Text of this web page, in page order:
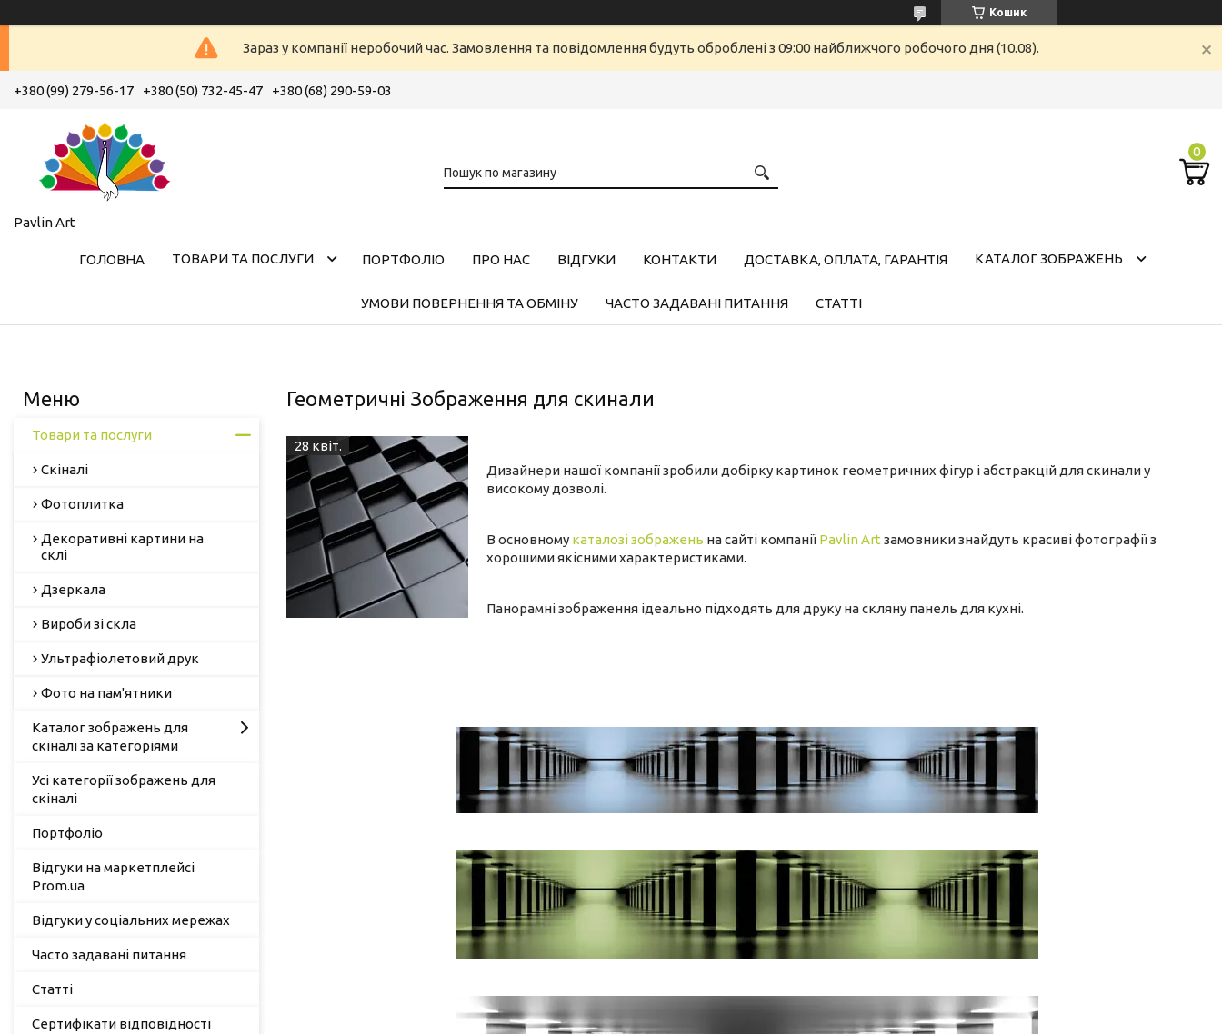
Кошик
Зараз у компанії неробочий час. Замовлення та повідомлення будуть оброблені з 09:00 найближчого робочого дня (10.08).
+380 (99) 279-56-17 +380 (50) 732-45-47 +380 (68) 290-59-03
Pavlin Art
ГОЛОВНА ТОВАРИ ТА ПОСЛУГИ ПОРТФОЛІО ПРО НАС ВІДГУКИ КОНТАКТИ ДОСТАВКА, ОПЛАТА, ГАРАНТІЯ КАТАЛОГ ЗОБРАЖЕНЬ
УМОВИ ПОВЕРНЕННЯ ТА ОБМІНУ ЧАСТО ЗАДАВАНІ ПИТАННЯ СТАТТІ
Геометричні Зображення для скинали
28 квіт.
Дизайнери нашої компанії зробили добірку картинок геометричних фігур і абстракцій для скинали у
високому дозволі.
В основному каталозі зображень на сайті компанії Pavlin Art замовники знайдуть красиві фотографії з
хорошими якісними характеристиками.
Панорамні зображення ідеально підходять для друку на скляну панель для кухні.
Товари та послуги
Скіналі
Фотоплитка
Декоративні картини на
склі
Дзеркала
Вироби зі скла
Ультрафіолетовий друк
Фото на пам'ятники
Каталог зображень для
скіналі за категоріями
Усі категорії зображень для
скіналі
Портфоліо
Відгуки на маркетплейсі
Prom.ua
Відгуки у соціальних мережах
Часто задавані питання
Статті
Сертифікати відповідності